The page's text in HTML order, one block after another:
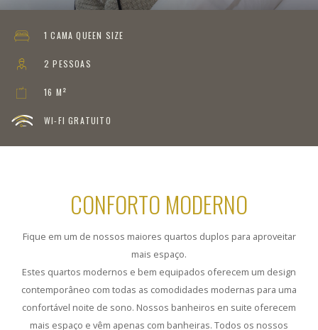
1 CAMA QUEEN SIZE
2 PESSOAS
16 M²
WI-FI GRATUITO
CONFORTO MODERNO
Fique em um de nossos maiores quartos duplos para aproveitar
mais espaço.
Estes quartos modernos e bem equipados oferecem um design
contemporâneo com todas as comodidades modernas para uma
confortável noite de sono. Nossos banheiros en suite oferecem
mais espaço e vêm apenas com banheiras. Todos os nossos